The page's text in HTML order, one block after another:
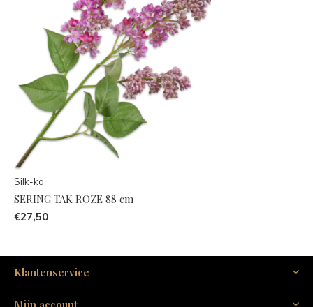
Silk-ka
SERING TAK ROZE 88 cm
€27,50
Klantenservice